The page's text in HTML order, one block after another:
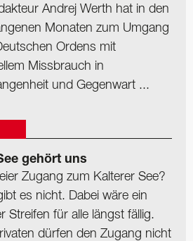
Andrej Werth hat in den
Monaten zum Umgang
Ordens mit
Missbrauch in
und Gegenwart ...
gehört uns
Zugang zum Kalterer See?
es nicht. Dabei wäre ein
Streifen für alle längst fällig.
dürfen den Zugang nicht